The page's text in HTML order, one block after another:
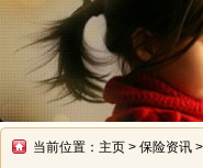
当前位置： 主页 > 保险资讯